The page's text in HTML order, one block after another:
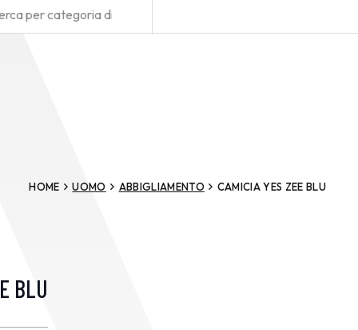
HOME UOMO ABBIGLIAMENTO CAMICIA YES ZEE BLU
BLU